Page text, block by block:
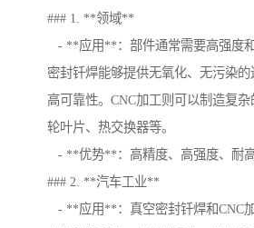
### 1. **领域**
- **应用**：部件通常需要高强度
密封钎焊能够提供无氧化、无污染
高可靠性。CNC加工则可以制造复
轮叶片、热交换器等。
- **优势**：高精度、高强度、耐高
### 2. **汽车工业**
- **应用**：真空密封钎焊和CNC